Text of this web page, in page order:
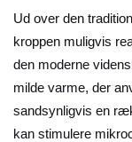
Ud over den
kroppen muligvis
den moderne
milde varme, der
sandsynligvis en
kan stimulere